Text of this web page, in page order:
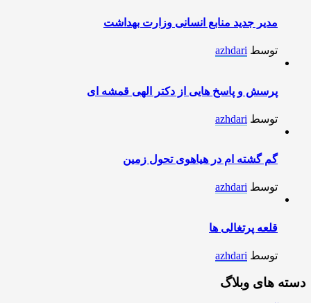
مدیر جدید منابع انسانی وزارت بهداشت
توسط azhdari
پرسش و پاسخ هایی از دکتر الهی قمشه ای
توسط azhdari
گم گشته ام در هیاهوی تحول زمین
توسط azhdari
قلعه پرتغالی ها
توسط azhdari
دسته های وبلاگ